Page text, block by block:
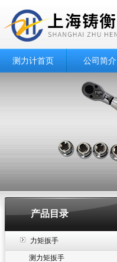
测力计首页 公司简介
产品目录
力矩扳手
测力矩扳手